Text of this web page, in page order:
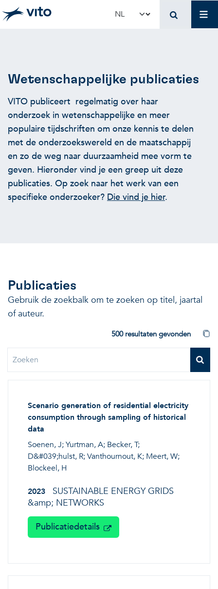
Skip to main content
Select your language
Concrete toepassingen
Gebruik onze infrastructuur
Licenties en spin-offs
VITO4STARTERS
op drie domeinen
Een regeneratieve
Een gezonde leefomgeving
Veerkrachtige ecosystemen
Concrete toepassingen
State-of-the-art
Voorbeeldprojecten
Nieuws en updates
Een regeneratieve
Veerkrachtige ecosystemen
Een gezonde leefomgeving
Unieke infrastructuur
Concrete toepassingen
Onze projecten
Wetenschappelijke
impactdomeinen
Een regeneratieve
Veerkrachtige ecosystemen
Een gezonde leefomgeving
Wetenschappelijke publicaties
VITO publiceert regelmatig over haar
onderzoek in wetenschappelijke en meer
populaire tijdschriften om onze kennis te delen
met de onderzoekswereld en de maatschappij
en zo de weg naar duurzaamheid mee vorm te
geven. Hieronder vind je een greep uit deze
publicaties. Op zoek naar het werk van een
specifieke onderzoeker? Die vind je hier.
Publicaties
Gebruik de zoekbalk om te zoeken op titel, jaartal
of auteur.
500 resultaten gevonden
Scenario generation of residential electricity
consumption through sampling of historical
data
Soenen, J; Yurtman, A; Becker, T;
D&#039;hulst, R; Vanthournout, K; Meert, W;
Blockeel, H
2023 SUSTAINABLE ENERGY GRIDS
&amp; NETWORKS
Publicatiedetails